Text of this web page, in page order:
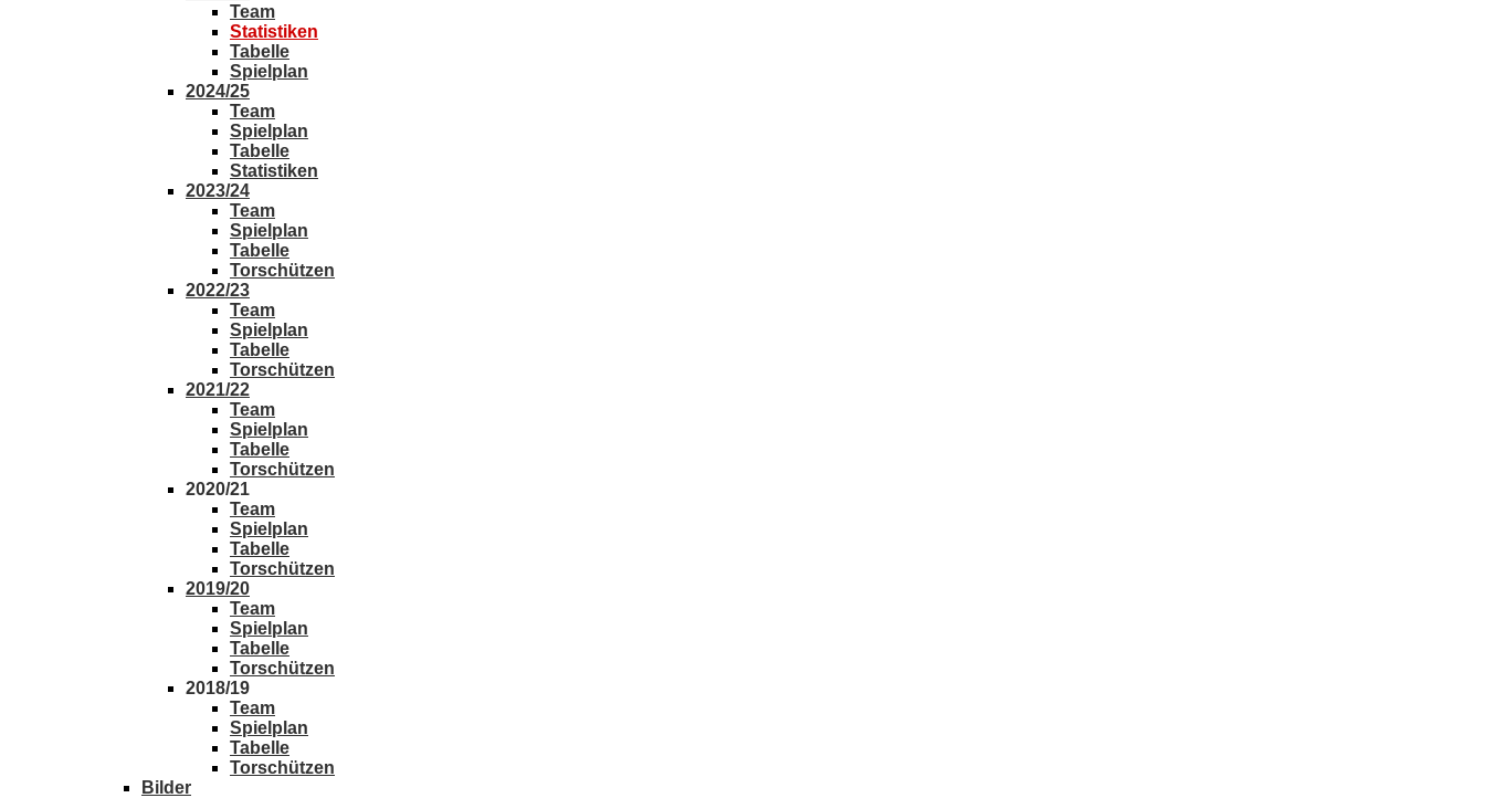
Team
Statistiken
Tabelle
Spielplan
2024/25
Team
Spielplan
Tabelle
Statistiken
2023/24
Team
Spielplan
Tabelle
Torschützen
2022/23
Team
Spielplan
Tabelle
Torschützen
2021/22
Team
Spielplan
Tabelle
Torschützen
2020/21
Team
Spielplan
Tabelle
Torschützen
2019/20
Team
Spielplan
Tabelle
Torschützen
2018/19
Team
Spielplan
Tabelle
Torschützen
Bilder